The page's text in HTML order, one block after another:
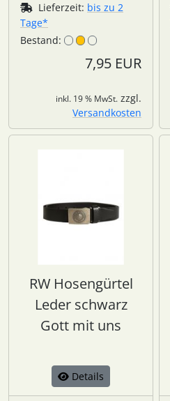
Lieferzeit: bis zu 2
Tage*
Bestand:
7,95 EUR
inkl. 19 % MwSt. zzgl.
Versandkosten
RW Hosengürtel
Leder schwarz
Gott mit uns
Details